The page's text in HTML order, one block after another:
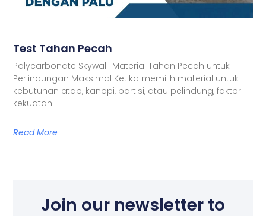
Test Tahan Pecah
Polycarbonate Skywall: Material Tahan Pecah untuk
Perlindungan Maksimal Ketika memilih material untuk
kebutuhan atap, kanopi, partisi, atau pelindung, faktor
kekuatan
Read More
Join our newsletter to